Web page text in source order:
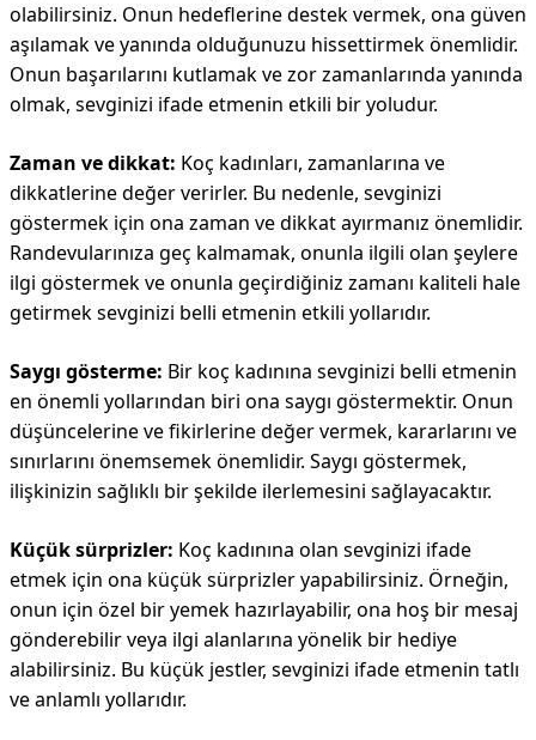
olabilirsiniz. Onun hedeflerine destek vermek, ona güven
aşılamak ve yanında olduğunuzu hissettirmek önemlidir.
Onun başarılarını kutlamak ve zor zamanlarında yanında
olmak, sevginizi ifade etmenin etkili bir yoludur.
Zaman ve dikkat: Koç kadınları, zamanlarına ve
dikkatlerine değer verirler. Bu nedenle, sevginizi
göstermek için ona zaman ve dikkat ayırmanız önemlidir.
Randevularınıza geç kalmamak, onunla ilgili olan şeylere
ilgi göstermek ve onunla geçirdiğiniz zamanı kaliteli hale
getirmek sevginizi belli etmenin etkili yollarıdır.
Saygı gösterme: Bir koç kadınına sevginizi belli etmenin
en önemli yollarından biri ona saygı göstermektir. Onun
düşüncelerine ve fikirlerine değer vermek, kararlarını ve
sınırlarını önemsemek önemlidir. Saygı göstermek,
ilişkinizin sağlıklı bir şekilde ilerlemesini sağlayacaktır.
Küçük sürprizler: Koç kadınına olan sevginizi ifade
etmek için ona küçük sürprizler yapabilirsiniz. Örneğin,
onun için özel bir yemek hazırlayabilir, ona hoş bir mesaj
gönderebilir veya ilgi alanlarına yönelik bir hediye
alabilirsiniz. Bu küçük jestler, sevginizi ifade etmenin tatlı
ve anlamlı yollarıdır.